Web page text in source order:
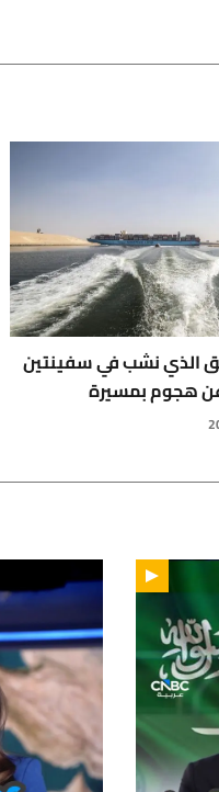
الذي نشب في سفينتين
عن هجوم بمسيرة